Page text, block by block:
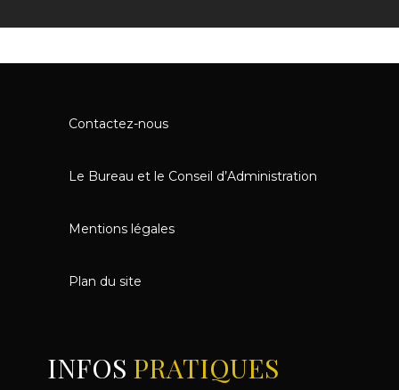
Contactez-nous
Le Bureau et le Conseil d’Administration
Mentions légales
Plan du site
INFOS PRATIQUES